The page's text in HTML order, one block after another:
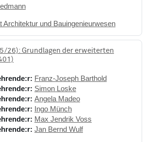
Architektur und Bauingenieurwesen
26): Grundlagen der erweiterten
Franz-Joseph Barthold
Simon Loske
Angela Madeo
Ingo Münch
Max Jendrik Voss
Jan Bernd Wulf